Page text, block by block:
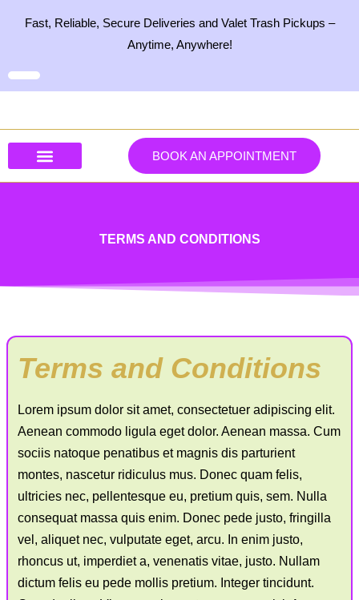
Fast, Reliable, Secure Deliveries and Valet Trash Pickups –
Anytime, Anywhere!
BOOK AN APPOINTMENT
TERMS AND CONDITIONS
Terms and Conditions
Lorem ipsum dolor sit amet, consectetuer adipiscing elit.
Aenean commodo ligula eget dolor. Aenean massa. Cum
sociis natoque penatibus et magnis dis parturient
montes, nascetur ridiculus mus. Donec quam felis,
ultricies nec, pellentesque eu, pretium quis, sem. Nulla
consequat massa quis enim. Donec pede justo, fringilla
vel, aliquet nec, vulputate eget, arcu. In enim justo,
rhoncus ut, imperdiet a, venenatis vitae, justo. Nullam
dictum felis eu pede mollis pretium. Integer tincidunt.